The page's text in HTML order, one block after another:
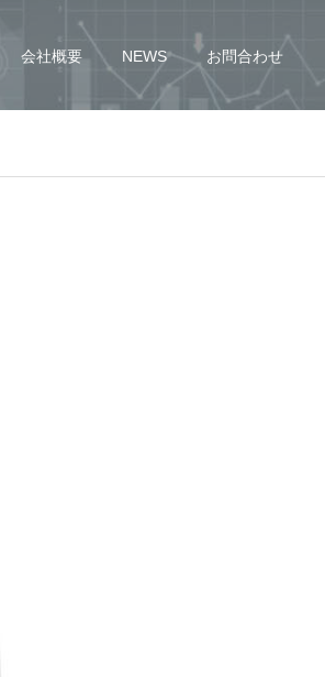
会社概要 NEWS お問合わせ